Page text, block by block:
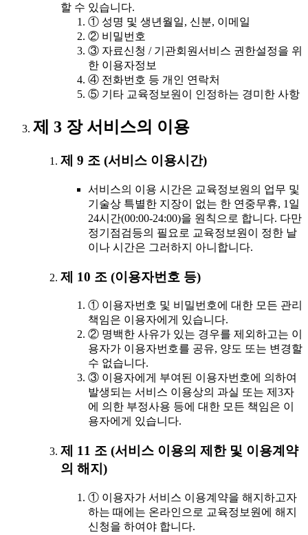
할 수 있습니다.
① 성명 및 생년월일, 신분, 이메일
② 비밀번호
③ 자료신청 / 기관회원서비스 권한설정을 위
한 이용자정보
④ 전화번호 등 개인 연락처
⑤ 기타 교육정보원이 인정하는 경미한 사항
제 3 장 서비스의 이용
제 9 조 (서비스 이용시간)
서비스의 이용 시간은 교육정보원의 업무 및
기술상 특별한 지장이 없는 한 연중무휴, 1일
24시간(00:00-24:00)을 원칙으로 합니다. 다만
정기점검등의 필요로 교육정보원이 정한 날
이나 시간은 그러하지 아니합니다.
제 10 조 (이용자번호 등)
① 이용자번호 및 비밀번호에 대한 모든 관리
책임은 이용자에게 있습니다.
② 명백한 사유가 있는 경우를 제외하고는 이
용자가 이용자번호를 공유, 양도 또는 변경할
수 없습니다.
③ 이용자에게 부여된 이용자번호에 의하여
발생되는 서비스 이용상의 과실 또는 제3자
에 의한 부정사용 등에 대한 모든 책임은 이
용자에게 있습니다.
제 11 조 (서비스 이용의 제한 및 이용계약
의 해지)
① 이용자가 서비스 이용계약을 해지하고자
하는 때에는 온라인으로 교육정보원에 해지
신청을 하여야 합니다.